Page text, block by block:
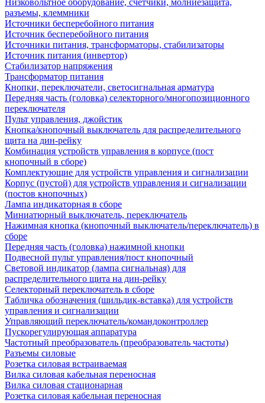
Низковольтное оборудование, счетчики, молниезащита,
разъемы, клеммники
Источники бесперебойного питания
Источник бесперебойного питания
Источники питания, трансформаторы, стабилизаторы
Источник питания (инвертор)
Стабилизатор напряжения
Трансформатор питания
Кнопки, переключатели, светосигнальная арматура
Передняя часть (головка) селекторного/многопозиционного
переключателя
Пульт управления, джойстик
Кнопка/кнопочный выключатель для распределительного
щита на дин-рейку
Комбинация устройств управления в корпусе (пост
кнопочный в сборе)
Комплектующие для устройств управления и сигнализации
Корпус (пустой) для устройств управления и сигнализации
(постов кнопочных)
Лампа индикаторная в сборе
Миниатюрный выключатель, переключатель
Нажимная кнопка (кнопочный выключатель/переключатель) в
сборе
Передняя часть (головка) нажимной кнопки
Подвесной пульт управления/пост кнопочный
Световой индикатор (лампа сигнальная) для
распределительного щита на дин-рейку
Селекторный переключатель в сборе
Табличка обозначения (шильдик-вставка) для устройств
управления и сигнализации
Управляющий переключатель/командоконтроллер
Пускорегулирующая аппаратура
Частотный преобразователь (преобразователь частоты)
Разъемы силовые
Розетка силовая встраиваемая
Вилка силовая кабельная переносная
Вилка силовая стационарная
Розетка силовая кабельная переносная